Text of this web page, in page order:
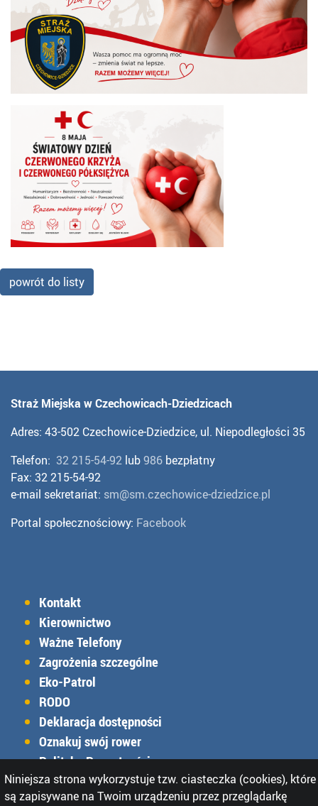
powrót do listy
Straż Miejska w Czechowicach-Dziedzicach
Adres: 43-502 Czechowice-Dziedzice, ul. Niepodległości 35
Telefon: 32 215-54-92 lub986 bezpłatny
Fax: 32 215-54-92
e-mail sekretariat: sm@sm.czechowice-dziedzice.pl
Portal społecznościowy: Facebook
Kontakt
Kierownictwo
Ważne Telefony
Zagrożenia szczególne
Eko-Patrol
RODO
Deklaracja dostępności
Oznakuj swój rower
Polityka Prywatności
Charakterystyka Straży Miejskiej
Niniejsza strona wykorzystuje tzw. ciasteczka (cookies), które
są zapisywane na Twoim urządzeniu przez przeglądarkę